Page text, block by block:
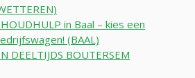
in Baal – kies een
(BAAL)
DEELTIJDS BOUTERSEM